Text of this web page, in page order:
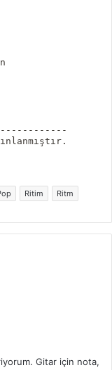
Ritim Ritm
Gitar için nota,